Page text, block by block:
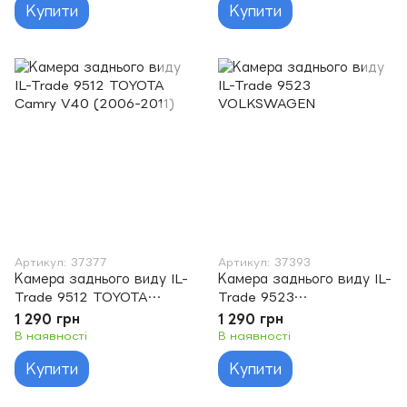
Купити Купити
Артикул: 37377
Камера заднього виду IL-
Trade 9512 TOYOTA
Camry V40 (2006-2011)
1 290 грн
В наявності
Купити
Артикул: 37393
Камера заднього виду IL-
Trade 9523
VOLKSWAGEN
1 290 грн
В наявності
Купити